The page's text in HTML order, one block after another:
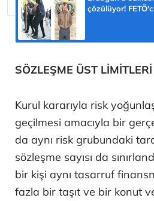
çözülüyor!
SÖZLEŞME ÜST
Kurul kararıyla risk
geçilmesi amacıyla bir
da aynı risk grubundaki
sözleşme sayısı da
bir kişi aynı tasarruf
fazla bir taşıt ve bir konut